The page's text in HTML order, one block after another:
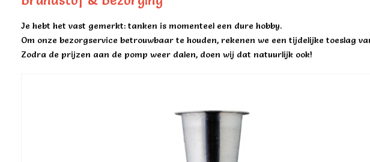
Je hebt het vast gemerkt: tanken is momenteel een dure hobby.
Om onze bezorgservice betrouwbaar te houden, rekenen we een tijdelijke toeslag
Zodra de prijzen aan de pomp weer dalen, doen wij dat natuurlijk ook!